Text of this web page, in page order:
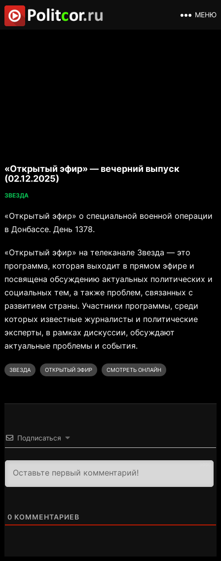
МЕНЮ
«Открытый эфир» — вечерний выпуск
(02.12.2025)
ЗВЕЗДА
«Открытый эфир» о специальной военной операции
в Донбассе. День 1378.
«Открытый эфир» на телеканале Звезда — это
программа, которая выходит в прямом эфире и
посвящена обсуждению актуальных политических и
социальных тем, а также проблем, связанных с
развитием страны. Участники программы, среди
которых известные журналисты и политические
эксперты, в рамках дискуссии, обсуждают
актуальные проблемы и события.
ЗВЕЗДА ОТКРЫТЫЙ ЭФИР СМОТРЕТЬ ОНЛАЙН
Подписаться
0 КОММЕНТАРИЕВ